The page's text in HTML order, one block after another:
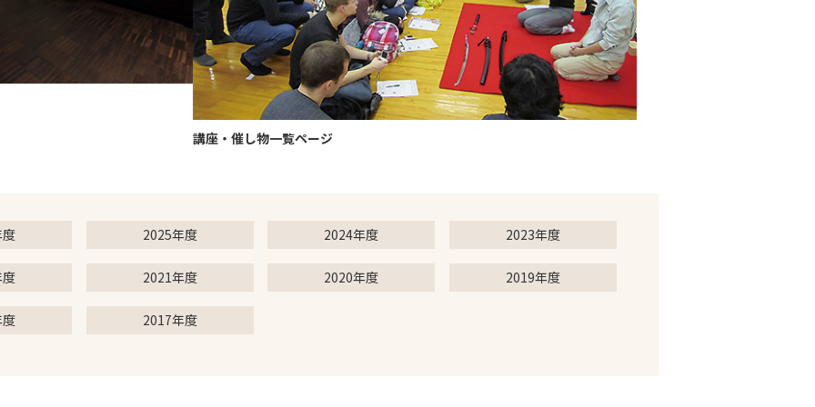
講座・催し物一覧ページ
2025年度 2024年度 2023年度
2021年度 2020年度 2019年度
2017年度